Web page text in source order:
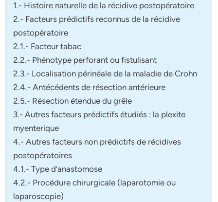
1.- Histoire naturelle de la récidive postopératoire
2.- Facteurs prédictifs reconnus de la récidive
postopératoire
2.1.- Facteur tabac
2.2.- Phénotype perforant ou fistulisant
2.3.- Localisation périnéale de la maladie de Crohn
2.4.- Antécédents de résection antérieure
2.5.- Résection étendue du grêle
3.- Autres facteurs prédictifs étudiés : la plexite
myenterique
4.- Autres facteurs non prédictifs de récidives
postopératoires
4.1.- Type d’anastomose
4.2.- Procédure chirurgicale (laparotomie ou
laparoscopie)